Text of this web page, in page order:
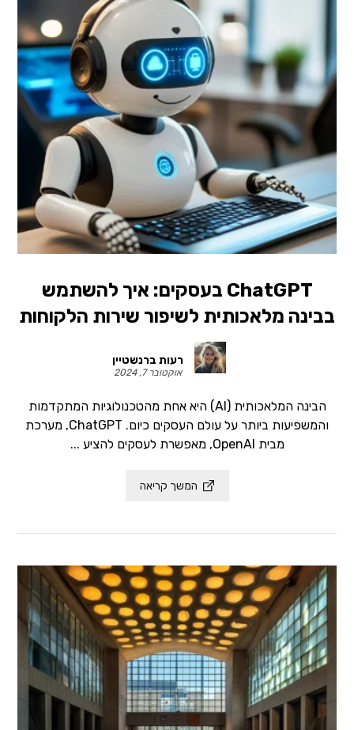
ChatGPT בעסקים: איך להשתמש
בבינה מלאכותית לשיפור שירות הלקוחות
רעות ברנשטיין
אוקטובר 7, 2024
הבינה המלאכותית (AI) היא אחת מהטכנולוגיות המתקדמות
והמשפיעות ביותר על עולם העסקים כיום. ChatGPT, מערכת
מבית OpenAI, מאפשרת לעסקים להציע ...
המשך קריאה